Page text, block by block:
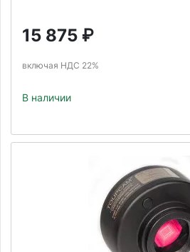
15 875 ₽
включая НДС 22%
В наличии